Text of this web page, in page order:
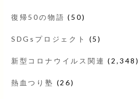
復帰50の物語 (50)
SDGsプロジェクト (5)
新型コロナウイルス関連 (2,348)
熱血つり塾 (26)